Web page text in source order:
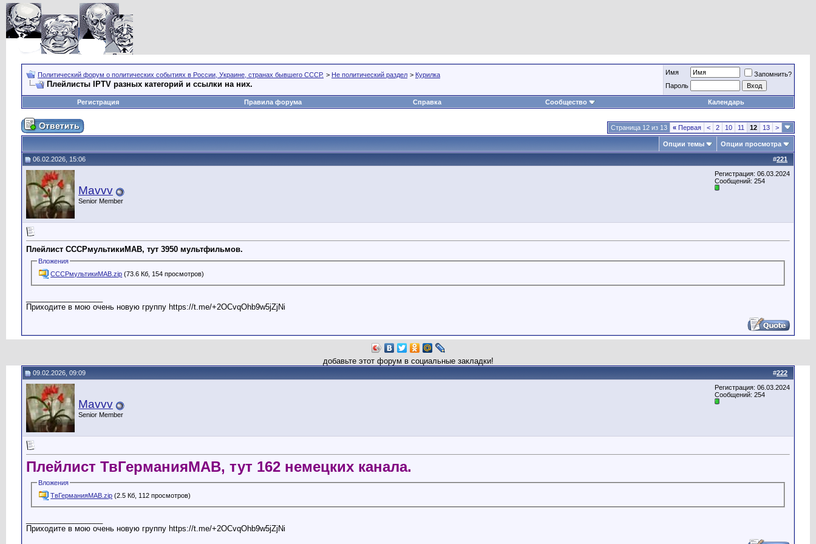
Политический форум о политических событиях в России, Украине, странах бывшего СССР. > Не политический раздел > Курилка
Плейлисты IPTV разных категорий и ссылки на них.
Имя
Запомнить?
Пароль
Регистрация Правила форума Справка Сообщество Календарь
Страница 12 из 13 « Первая < 2 10 11 12 13 >
Опции темы Опции просмотра
#221
06.02.2026, 15:06
Mavvv
Senior Member
Регистрация: 06.03.2024
Сообщений: 254
Плейлист СССРмультикиМАВ, тут 3950 мультфильмов.
Вложения
СССРмультикиМАВ.zip (73.6 Кб, 154 просмотров)
Приходите в мою очень новую группу https://t.me/+2OCvqOhb9w5jZjNi
добавьте этот форум в социальные закладки!
#222
09.02.2026, 09:09
Mavvv
Senior Member
Регистрация: 06.03.2024
Сообщений: 254
Плейлист ТвГерманияМАВ, тут 162 немецких канала.
Вложения
ТвГерманияМАВ.zip (2.5 Кб, 112 просмотров)
Приходите в мою очень новую группу https://t.me/+2OCvqOhb9w5jZjNi